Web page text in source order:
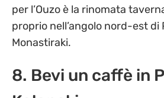
per l’Ouzo è la rinomata
proprio nell’angolo nord-est di
Monastiraki.
8. Bevi un caffè in